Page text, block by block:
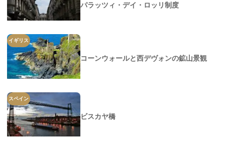
パラッツィ・デイ・ロッリ制度
イギリス
コーンウォールと西デヴォンの鉱山景観
スペイン
ビスカヤ橋